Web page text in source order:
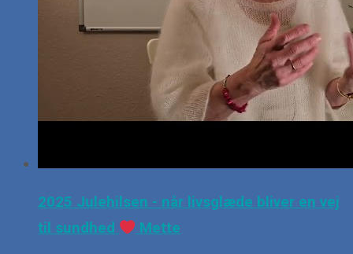
2025 Julehilsen - når livsglæde bliver en vej
til sundhed
Mette